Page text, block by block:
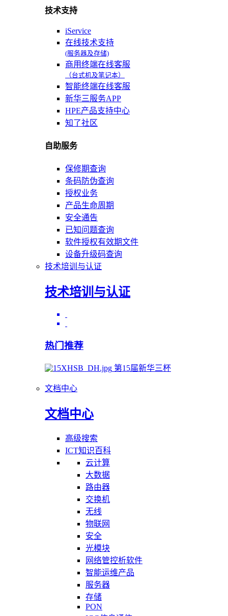
技术支持
iService
在线技术支持
(服务器及存储)
商用终端在线客服
（台式机及笔记本）
智能终端在线客服
新华三服务APP
HPE产品支持中心
知了社区
自助服务
保修期查询
条码防伪查询
授权业务
产品生命周期
安全通告
已知问题查询
软件授权有效期文件
设备升级码查询
技术培训与认证
技术培训与认证
热门推荐
第15届新华三杯
文档中心
文档中心
高级搜索
ICT知识百科
云计算
大数据
路由器
交换机
无线
物联网
安全
光模块
网络管控析软件
智能运维产品
服务器
存储
PON